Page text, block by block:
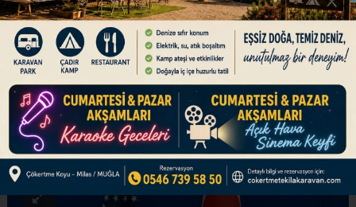
Dışişleri Bakanı Hakan Fidan, NATO Dışişleri
Bakanları Toplantısı çerçevesinde geldiği
Belçika’da ABD Dışişleri Bakanı Antony Blinken
ile bir araya geldi.
ABONE OL